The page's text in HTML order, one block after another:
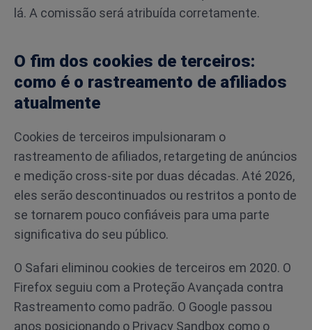
lá. A comissão será atribuída corretamente.
O fim dos cookies de terceiros:
como é o rastreamento de afiliados
atualmente
Cookies de terceiros impulsionaram o
rastreamento de afiliados, retargeting de anúncios
e medição cross-site por duas décadas. Até 2026,
eles serão descontinuados ou restritos a ponto de
se tornarem pouco confiáveis para uma parte
significativa do seu público.
O Safari eliminou cookies de terceiros em 2020. O
Firefox seguiu com a Proteção Avançada contra
Rastreamento como padrão. O Google passou
anos posicionando o Privacy Sandbox como o